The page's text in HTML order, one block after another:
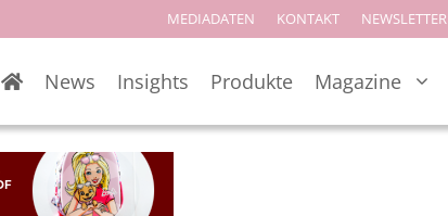
MEDIADATEN KONTAKT NEWSLETTER
News Insights Produkte Magazine